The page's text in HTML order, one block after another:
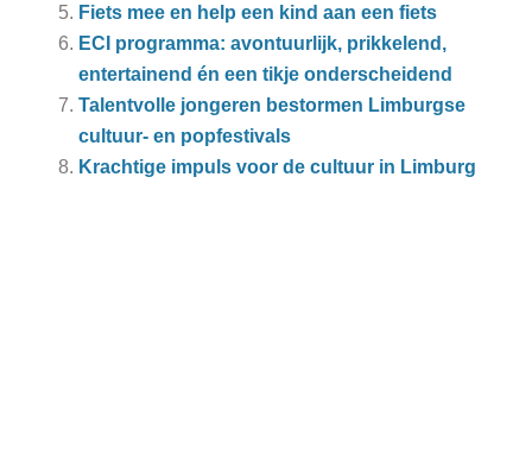
Fiets mee en help een kind aan een fiets
ECI programma: avontuurlijk, prikkelend,
entertainend én een tikje onderscheidend
Talentvolle jongeren bestormen Limburgse
cultuur- en popfestivals
Krachtige impuls voor de cultuur in Limburg